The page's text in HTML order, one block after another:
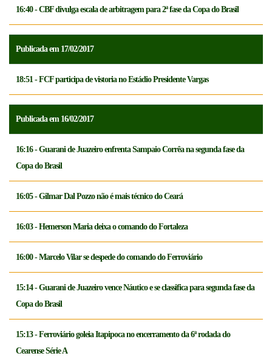
16:40 - CBF divulga escala de arbitragem para 2ª fase da Copa do Brasil
Publicada em 17/02/2017
18:51 - FCF participa de vistoria no Estádio Presidente Vargas
Publicada em 16/02/2017
16:16 - Guarani de Juazeiro enfrenta Sampaio Corrêa na segunda fase da
Copa do Brasil
16:05 - Gilmar Dal Pozzo não é mais técnico do Ceará
16:03 - Hemerson Maria deixa o comando do Fortaleza
16:00 - Marcelo Vilar se despede do comando do Ferroviário
15:14 - Guarani de Juazeiro vence Náutico e se classifica para segunda fase da
Copa do Brasil
15:13 - Ferroviário goleia Itapipoca no encerramento da 6ª rodada do
Cearense Série A